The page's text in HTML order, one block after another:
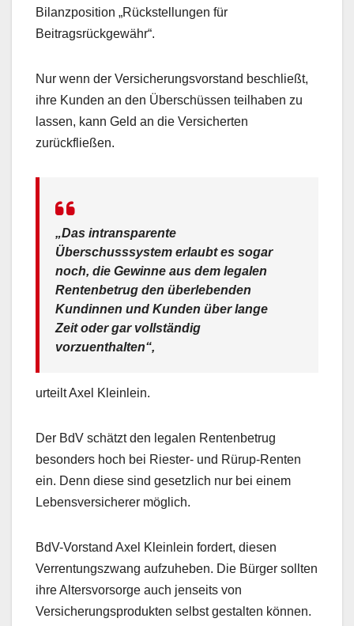
Bilanzposition „Rückstellungen für
Beitragsrückgewähr“.
Nur wenn der Versicherungsvorstand beschließt,
ihre Kunden an den Überschüssen teilhaben zu
lassen, kann Geld an die Versicherten
zurückfließen.
„Das intransparente
Überschusssystem erlaubt es sogar
noch, die Gewinne aus dem legalen
Rentenbetrug den überlebenden
Kundinnen und Kunden über lange
Zeit oder gar vollständig
vorzuenthalten“,
urteilt Axel Kleinlein.
Der BdV schätzt den legalen Rentenbetrug
besonders hoch bei Riester- und Rürup-Renten
ein. Denn diese sind gesetzlich nur bei einem
Lebensversicherer möglich.
BdV-Vorstand Axel Kleinlein fordert, diesen
Verrentungszwang aufzuheben. Die Bürger sollten
ihre Altersvorsorge auch jenseits von
Versicherungsprodukten selbst gestalten können.